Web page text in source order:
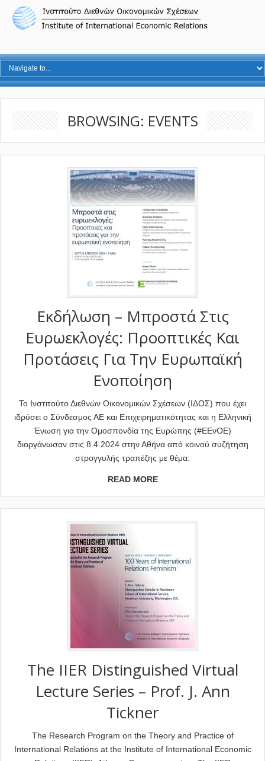
BROWSING: EVENTS
Εκδήλωση – Μπροστά Στις
Ευρωεκλογές: Προοπτικές Και
Προτάσεις Για Την Ευρωπαϊκή
Ενοποίηση
Το Ινστιτούτο Διεθνών Οικονομικών Σχέσεων (ΙΔΟΣ) που έχει
ιδρύσει ο Σύνδεσμος ΑΕ και Επιχειρηματικότητας και η Ελληνική
Ένωση για την Ομοσπονδία της Ευρώπης (#ΕΕνΟΕ)
διοργάνωσαν στις 8.4.2024 στην Αθήνα από κοινού συζήτηση
στρογγυλής τραπέζης με θέμα:
READ MORE
The IIER Distinguished Virtual
Lecture Series – Prof. J. Ann
Tickner
The Research Program on the Theory and Practice of
International Relations at the Institute of International Economic